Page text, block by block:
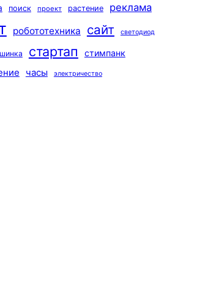
поиск проект растение реклама
робототехника сайт светодиод
стартап стимпанк
часы электричество